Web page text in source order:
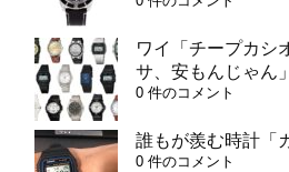
ワイ「チープカシ
サ、安もんじゃん」
0 件のコメント
誰もが羨む時計「
0 件のコメント